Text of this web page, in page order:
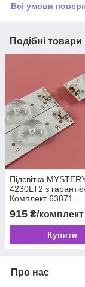
Всі умови
Подібні товари
Підсвітка
4230LT2 з
Комплект 63871
915 ₴/комплект
Купити
Про нас